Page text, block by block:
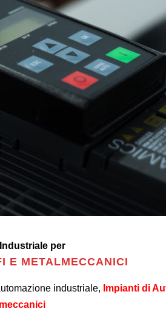
per
E METALMECCANICI
industriale, Impianti di